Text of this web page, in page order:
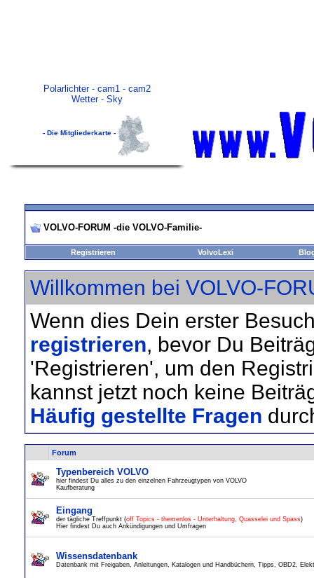
Polarlichter- cam1- cam2
Wetter- Sky
- Die Mitgliederkarte -
VOLVO-FORUM -die VOLVO-Familie-
Registrieren VolvoLexi
Willkommen bei VOLVO-
Wenn dies Dein erster
registrieren, bevor Du
'Registrieren', um den
kannst jetzt noch keine
Häufig gestellte Fragen
Forum
Typenbereich VOLVO
hier findest Du alles zu den einzelnen Fahrzeugtypen von VOLVO
Kaufberatung
Eingang
der tägliche Treffpunkt (off Topics - themenlos - Unterhaltung, Quasselei und Spass)
Hier findest Du auch Ankündigungen und Umfragen
Wissensdatenbank
Datenbank mit Freigaben, Anleitungen, Katalogen und Handbüchern, Tipps, OBD2,